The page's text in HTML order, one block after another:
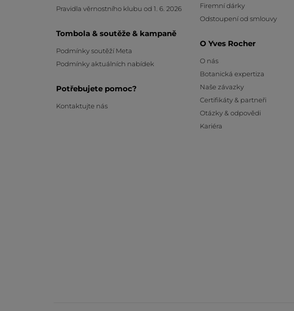
Pravidla věrnostního klubu od 1. 6. 2026
Tombola & soutěže & kampaně
Podmínky soutěží Meta
Podmínky aktuálních nabídek
Potřebujete pomoc?
Kontaktujte nás
Firemní dárky
Odstoupení od smlouvy
O Yves Rocher
O nás
Botanická expertiza
Naše závazky
Certifikáty & partneři
Otázky & odpovědi
Kariéra